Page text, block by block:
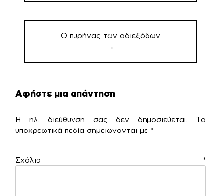
Ο πυρήνας των αδιεξόδων
→
Αφήστε μια απάντηση
Η ηλ. διεύθυνση σας δεν δημοσιεύεται.
Τα
υποχρεωτικά πεδία σημειώνονται με *
Σχόλιο *